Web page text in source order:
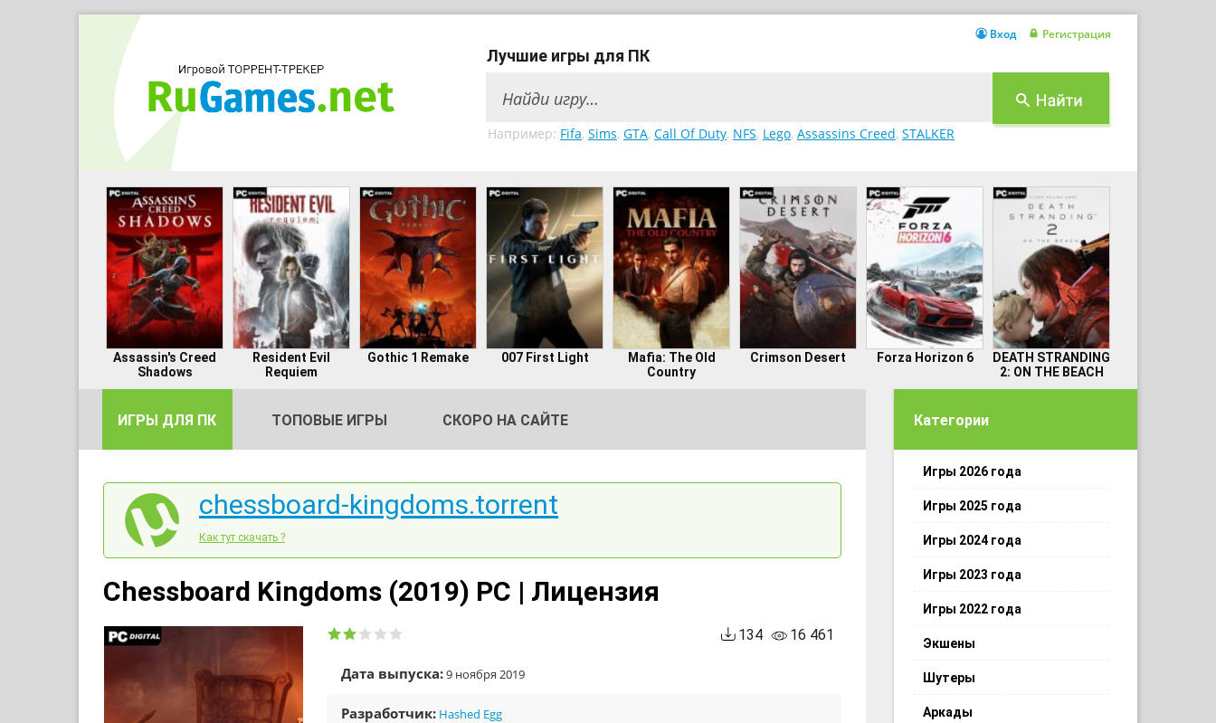
Лучшие игры для ПК
Например: Fifa, Sims, GTA, Call Of Duty, NFS, Lego, Assassins Creed, STALKER
Вход Регистрация
Assassin's Creed
Shadows
Resident Evil
Requiem
Gothic 1 Remake 007 First Light
Mafia: The Old
Country
Crimson Desert Forza Horizon 6
DEATH STRANDING
2: ON THE BEACH
ИГРЫ ДЛЯ ПК ТОПОВЫЕ ИГРЫ СКОРО НА САЙТЕ
chessboard-kingdoms.torrent
Как тут скачать ?
Chessboard Kingdoms (2019) PC | Лицензия
16 461
134
Дата выпуска:9 ноября 2019
Разработчик: Hashed Egg
Категории
Игры 2026 года
Игры 2025 года
Игры 2024 года
Игры 2023 года
Игры 2022 года
Экшены
Шутеры
Аркады